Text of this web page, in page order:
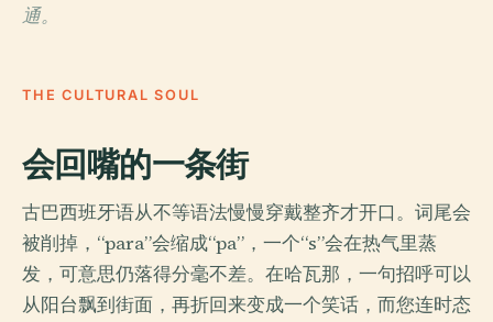
通。
THE CULTURAL SOUL
会回嘴的一条街
古巴西班牙语从不等语法慢慢穿戴整齐才开口。词尾会
被削掉，“para”会缩成“pa”，一个“s”会在热气里蒸
发，可意思仍落得分毫不差。在哈瓦那，一句招呼可以
从阳台飘到街面，再折回来变成一个笑话，而您连时态